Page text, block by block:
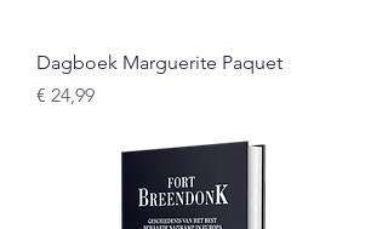
Dagboek Marguerite Paquet
Prijs
€ 24,99